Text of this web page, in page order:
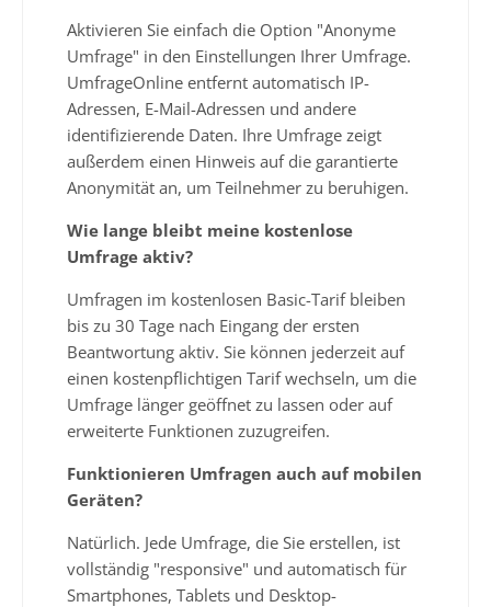
Aktivieren Sie einfach die Option "Anonyme
Umfrage" in den Einstellungen Ihrer Umfrage.
UmfrageOnline entfernt automatisch IP-
Adressen, E-Mail-Adressen und andere
identifizierende Daten. Ihre Umfrage zeigt
außerdem einen Hinweis auf die garantierte
Anonymität an, um Teilnehmer zu beruhigen.
Wie lange bleibt meine kostenlose
Umfrage aktiv?
Umfragen im kostenlosen Basic-Tarif bleiben
bis zu 30 Tage nach Eingang der ersten
Beantwortung aktiv. Sie können jederzeit auf
einen kostenpflichtigen Tarif wechseln, um die
Umfrage länger geöffnet zu lassen oder auf
erweiterte Funktionen zuzugreifen.
Funktionieren Umfragen auch auf mobilen
Geräten?
Natürlich. Jede Umfrage, die Sie erstellen, ist
vollständig "responsive" und automatisch für
Smartphones, Tablets und Desktop-